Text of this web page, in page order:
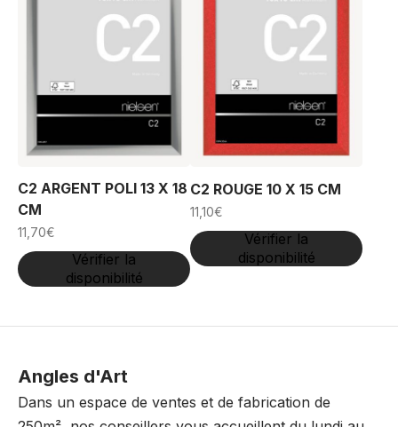
C2 ARGENT POLI 13 X 18
CM
11,70€
Vérifier la
disponibilité
C2 ROUGE 10 X 15 CM
11,10€
Vérifier la
disponibilité
Angles d'Art
Dans un espace de ventes et de fabrication de